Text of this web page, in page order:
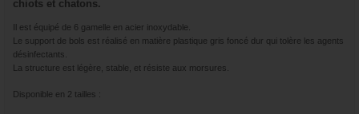
chiots et chatons.
Il est équipé de 6 gamelle en acier inoxydable.
Le support de bols est réalisé en matière plastique gris foncé dur qui tolère les agents
désinfectants.
La structure est légère, stable, et résiste aux morsures.
Disponible en 2 tailles :